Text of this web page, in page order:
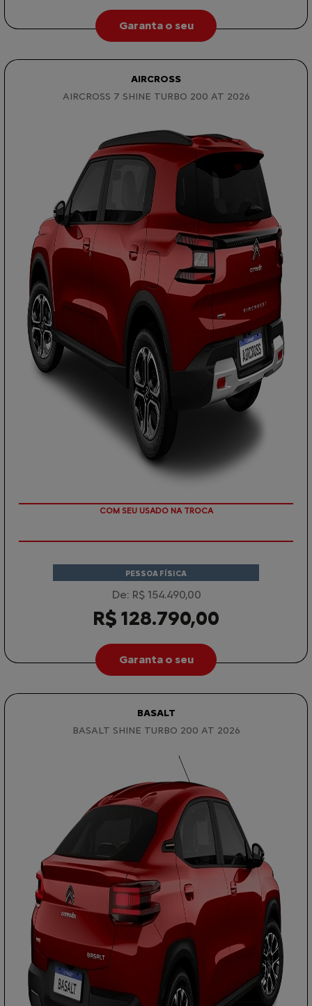
Garanta o seu
AIRCROSS
AIRCROSS 7 SHINE TURBO 200 AT 2026
TAXA ZERO
PESSOA FÍSICA
De: R$ 154.490,00
R$ 128.790,00
Garanta o seu
BASALT
BASALT SHINE TURBO 200 AT 2026